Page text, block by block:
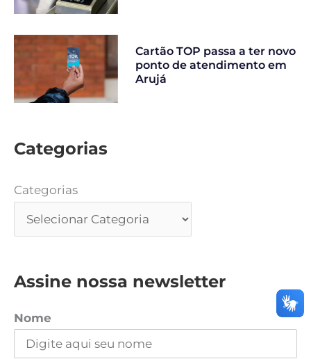
Cartão TOP passa a ter novo
ponto de atendimento em
Arujá
Categorias
Categorias
Assine nossa newsletter
Nome